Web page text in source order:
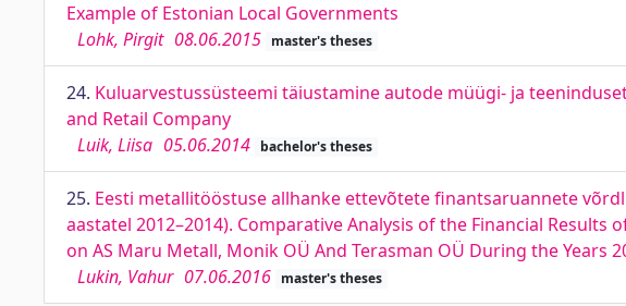
Example of Estonian Local Governments
Lohk, Pirgit 08.06.2015 master's theses
24. Kuluarvestussüsteemi täiustamine autode müügi- ja
and Retail Company
Luik, Liisa 05.06.2014 bachelor's theses
25. Eesti metallitööstuse allhanke ettevõtete finantsaruannete
aastatel 2012–2014). Comparative Analysis of the Financial
on AS Maru Metall, Monik OÜ And Terasman OÜ During the Years
Lukin, Vahur 07.06.2016 master's theses